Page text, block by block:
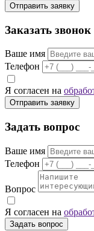
Отправить заявку
Заказать звонок
Ваше имя
Телефон
Я согласен на
Отправить заявку
Задать вопрос
Ваше имя
Телефон
Вопрос
Я согласен на
Задать вопрос